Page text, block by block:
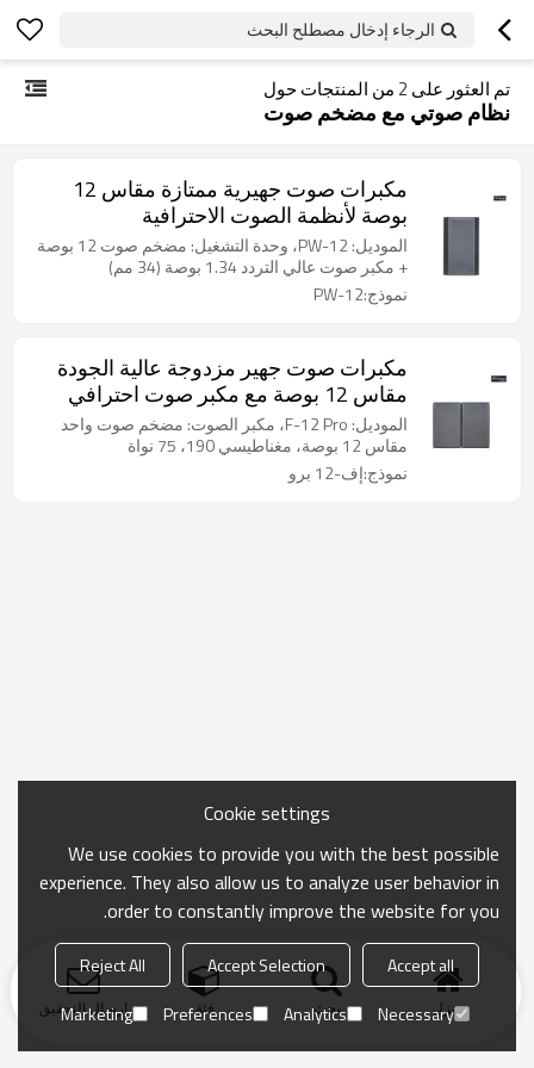
الرجاء إدخال مصطلح البحث
تم العثور على 2 من المنتجات حول
نظام صوتي مع مضخم صوت
مكبرات صوت جهيرية ممتازة مقاس 12
بوصة لأنظمة الصوت الاحترافية
الموديل: PW-12، وحدة التشغيل: مضخم صوت 12 بوصة
+ مكبر صوت عالي التردد 1.34 بوصة (34 مم)
نموذج:PW-12
مكبرات صوت جهير مزدوجة عالية الجودة
مقاس 12 بوصة مع مكبر صوت احترافي
مدمج
الموديل: F-12 Pro، مكبر الصوت: مضخم صوت واحد
مقاس 12 بوصة، مغناطيسي 190، 75 نواة
نموذج:إف-12 برو
منزل بحث فئة ارسال التحقيق
Cookie settings
We use cookies to provide you with the best possible
experience. They also allow us to analyze user behavior in
order to constantly improve the website for you.
Accept all
Accept Selection
Reject All
Necessary
Analytics
Preferences
Marketing